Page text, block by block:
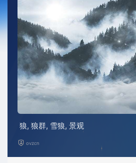
狼, 狼群, 雪狼, 景观
ovzcn